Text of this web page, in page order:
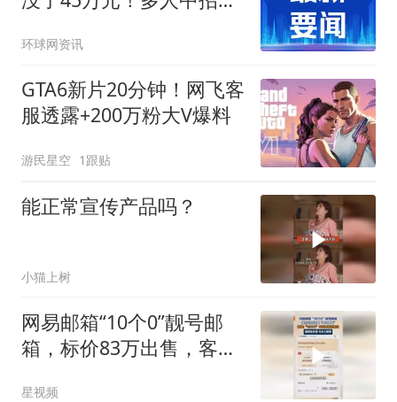
环球网资讯
GTA6新片20分钟！网飞客
服透露+200万粉大V爆料
游民星空 1跟贴
能正常宣传产品吗？
小猫上树
网易邮箱“10个0”靓号邮
箱，标价83万出售，客
星视频